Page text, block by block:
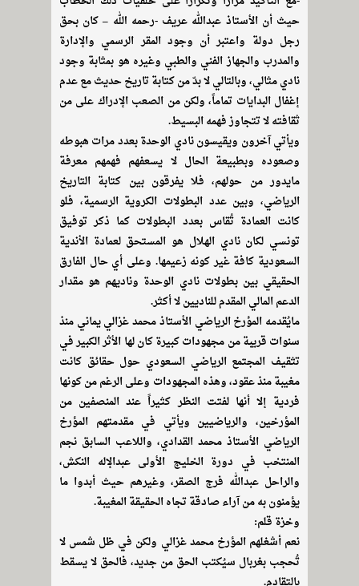
حيث أن الأستاذ عبدالله عريف -رحمه الله – كان بحق
رجل دولة واعتبر أن وجود المقر الرسمي والإدارة
والمدرب والجهاز الفني والطبي وغيره هو بمثابة وجود
نادي مثالي، وبالتالي لا بدّ من كتابة تاريخ حديث مع عدم
إغفال البدايات تماماً، ولكن من الصعب الإدراك على من
ثقافته لا تتجاوز فهمه البسيط.
ويأتي آخرون ويقيسون نادي الوحدة بعدد مرات هبوطه
وصعوده وبطبيعة الحال لا يسعفهم فهمهم معرفة
مايدور من حولهم، فلا يفرقون بين كتابة التاريخ
الرياضي، وبين عدد البطولات الكروية الرسمية، فلو
كانت العمادة تُقاس بعدد البطولات كما ذكر توفيق
تونسي لكان نادي الهلال هو المستحق لعمادة الأندية
السعودية كافة غير كونه زعيمها. وعلى أي حال الفارق
الحقيقي بين بطولات نادي الوحدة وناديهم هو مقدار
الدعم المالي المقدم للناديين لا أكثر.
مايُقدمه المؤرخ الرياضي الأستاذ محمد غزالي يماني منذ
سنوات قريبة من مجهودات كبيرة كان لها الأثر الكبير في
تثقيف المجتمع الرياضي السعودي حول حقائق كانت
مغيبة منذ عقود، وهذه المجهودات وعلى الرغم من كونها
فردية إلا أنها لفتت النظر كثيراً عند المنصفين من
المؤرخين، والرياضيين ويأتي في مقدمتهم المؤرخ
الرياضي الأستاذ محمد القدادي، واللاعب السابق نجم
المنتخب في دورة الخليج الأولى عبدالإله النكش،
والراحل عبدالله فرج الصقر، وغيرهم حيث أبدوا ما
يؤمنون به من آراء صادقة تجاه الحقيقة المغيبة.
وخزة قلم:
نعم أشغلهم المؤرخ محمد غزالي ولكن في ظل شمس لا
تُحجب بغربال سيُكتب الحق من جديد، فالحق لا يسقط